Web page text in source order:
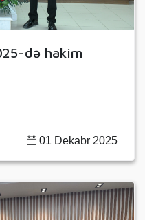
də hakim
01 Dekabr 2025